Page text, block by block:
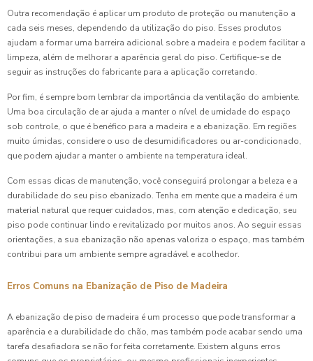
Outra recomendação é aplicar um produto de proteção ou manutenção a
cada seis meses, dependendo da utilização do piso. Esses produtos
ajudam a formar uma barreira adicional sobre a madeira e podem facilitar a
limpeza, além de melhorar a aparência geral do piso. Certifique-se de
seguir as instruções do fabricante para a aplicação corretando.
Por fim, é sempre bom lembrar da importância da ventilação do ambiente.
Uma boa circulação de ar ajuda a manter o nível de umidade do espaço
sob controle, o que é benéfico para a madeira e a ebanização. Em regiões
muito úmidas, considere o uso de desumidificadores ou ar-condicionado,
que podem ajudar a manter o ambiente na temperatura ideal.
Com essas dicas de manutenção, você conseguirá prolongar a beleza e a
durabilidade do seu piso ebanizado. Tenha em mente que a madeira é um
material natural que requer cuidados, mas, com atenção e dedicação, seu
piso pode continuar lindo e revitalizado por muitos anos. Ao seguir essas
orientações, a sua ebanização não apenas valoriza o espaço, mas também
contribui para um ambiente sempre agradável e acolhedor.
Erros Comuns na Ebanização de Piso de Madeira
A ebanização de piso de madeira é um processo que pode transformar a
aparência e a durabilidade do chão, mas também pode acabar sendo uma
tarefa desafiadora se não for feita corretamente. Existem alguns erros